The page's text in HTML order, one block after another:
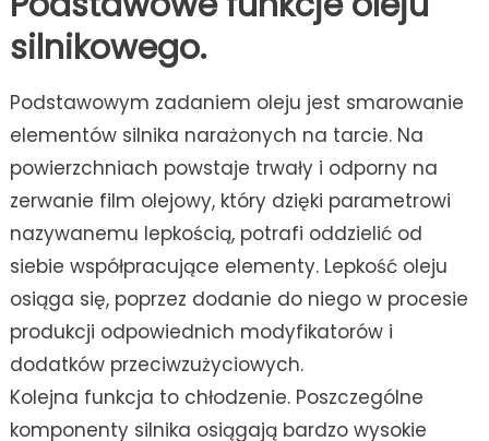
silnikowego.
Podstawowym zadaniem oleju jest smarowanie
elementów silnika narażonych na tarcie. Na
powierzchniach powstaje trwały i odporny na
zerwanie film olejowy, który dzięki parametrowi
nazywanemu lepkością, potrafi oddzielić od
siebie współpracujące elementy. Lepkość oleju
osiąga się, poprzez dodanie do niego w procesie
produkcji odpowiednich modyfikatorów i
dodatków przeciwzużyciowych.
Kolejna funkcja to chłodzenie. Poszczególne
komponenty silnika osiągają bardzo wysokie